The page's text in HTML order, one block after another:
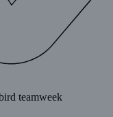
teamweek